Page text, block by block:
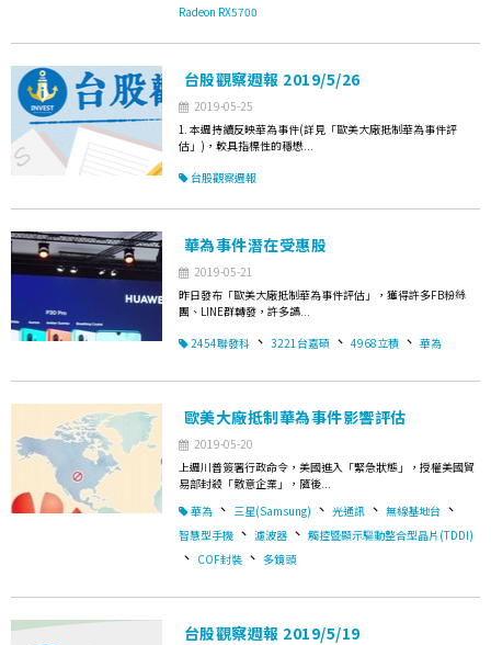
Radeon RX5700
台股觀察週報 2019/5/26
2019-05-25
1. 本週持續反映華為事件(詳見「歐美大廠抵制華為事件評
估」)，較具指標性的穩懋...
台股觀察週報
華為事件潛在受惠股
2019-05-21
昨日發布「歐美大廠抵制華為事件評估」，獲得許多FB粉絲
團、LINE群轉發，許多讀...
2454聯發科 、 3221台嘉碩 、 4968立積 、 華為
歐美大廠抵制華為事件影響評估
2019-05-20
上週川普簽署行政命令，美國進入「緊急狀態」，授權美國貿
易部封殺「敵意企業」，隨後...
華為 、 三星(Samsung) 、 光通訊 、 無線基地台 、
智慧型手機 、 濾波器 、 觸控暨顯示驅動整合型晶片(TDDI)
、 COF封裝 、 多鏡頭
台股觀察週報 2019/5/19